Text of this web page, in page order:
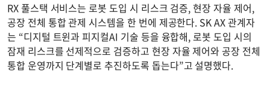
RX 풀스택 서비스는 로봇 도입 시 리스크 검증, 현장 자율 제어,
공장 전체 통합 관제 시스템을 한 번에 제공한다. SK AX 관계자
는 “디지털 트윈과 피지컬AI 기술 등을 융합해, 로봇 도입 시의
잠재 리스크를 선제적으로 검증하고 현장 자율 제어와 공장 전체
통합 운영까지 단계별로 추진하도록 돕는다”고 설명했다.